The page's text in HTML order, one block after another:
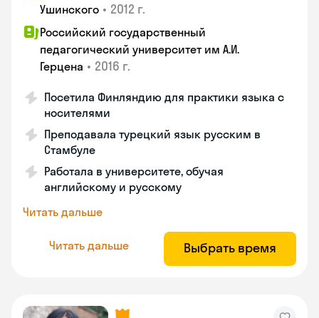
Ушинского • 2012 г.
Российский государственный
педагогический университет им А.И.
Герцена • 2016 г.
Посетила Финляндию для практики языка с
носителями
Преподавала турецкий язык русским в
Стамбуле
Работала в университете, обучая
английскому и русскому
Читать дальше
Читать дальше Выбрать время